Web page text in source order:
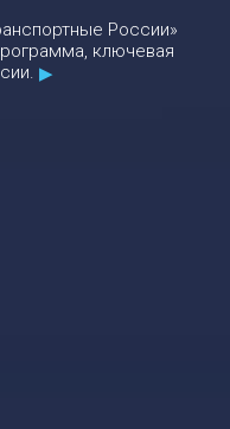
России»
ключевая